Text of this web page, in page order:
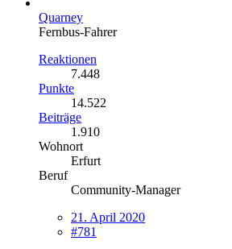
Quarney
Fernbus-Fahrer
Reaktionen
7.448
Punkte
14.522
Beiträge
1.910
Wohnort
Erfurt
Beruf
Community-Manager
21. April 2020
#781